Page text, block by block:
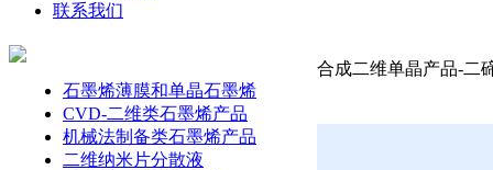
联系我们
石墨烯薄膜和单晶石墨烯
CVD-二维类石墨烯产品
机械法制备类石墨烯产品
二维纳米片分散液
合成二维单晶产品-二